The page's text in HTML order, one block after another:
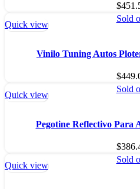
$
Sold
Quick view
Vinilo Tuning Autos
$
Sold
Quick view
Pegotine Reflectivo Para
$
Sold
Quick view